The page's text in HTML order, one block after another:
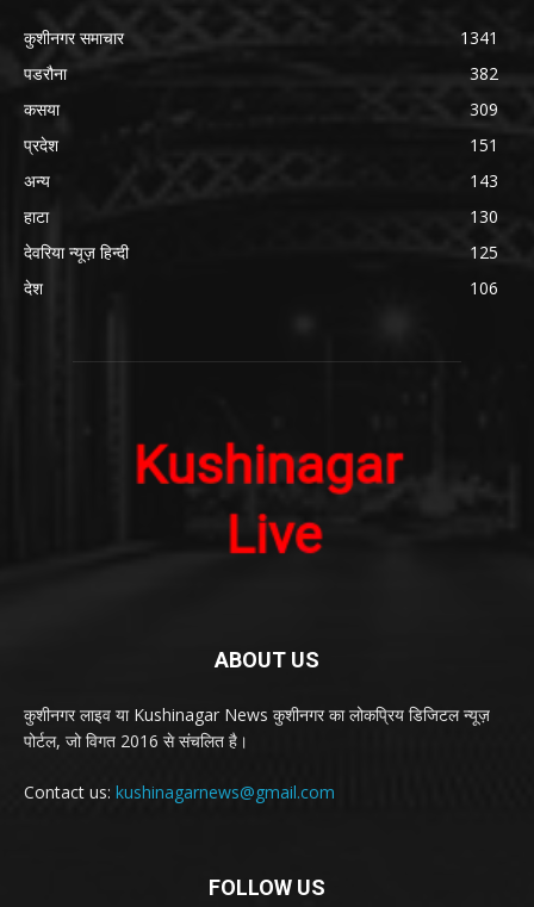
कुशीनगर समाचार
1341
पडरौना
382
कसया
309
प्रदेश
151
अन्य
143
हाटा
130
देवरिया न्यूज़ हिन्दी
125
देश
106
ABOUT US
कुशीनगर लाइव या Kushinagar News कुशीनगर का लोकप्रिय डिजिटल न्यूज़
पोर्टल, जो विगत 2016 से संचलित है।
Contact us: kushinagarnews@gmail.com
FOLLOW US